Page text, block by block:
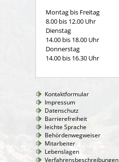
Montag bis Freitag
8.00 bis 12.00 Uhr
Dienstag
14.00 bis 18.00 Uhr
Donnerstag
14.00 bis 16.30 Uhr
Kontaktformular
Impressum
Datenschutz
Barrierefreiheit
leichte Sprache
Behördenwegweiser
Mitarbeiter
Lebenslagen
Verfahrensbeschreibungen